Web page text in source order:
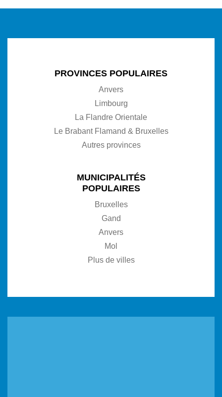
PROVINCES POPULAIRES
Anvers
Limbourg
La Flandre Orientale
Le Brabant Flamand & Bruxelles
Autres provinces
MUNICIPALITÉS
POPULAIRES
Bruxelles
Gand
Anvers
Mol
Plus de villes